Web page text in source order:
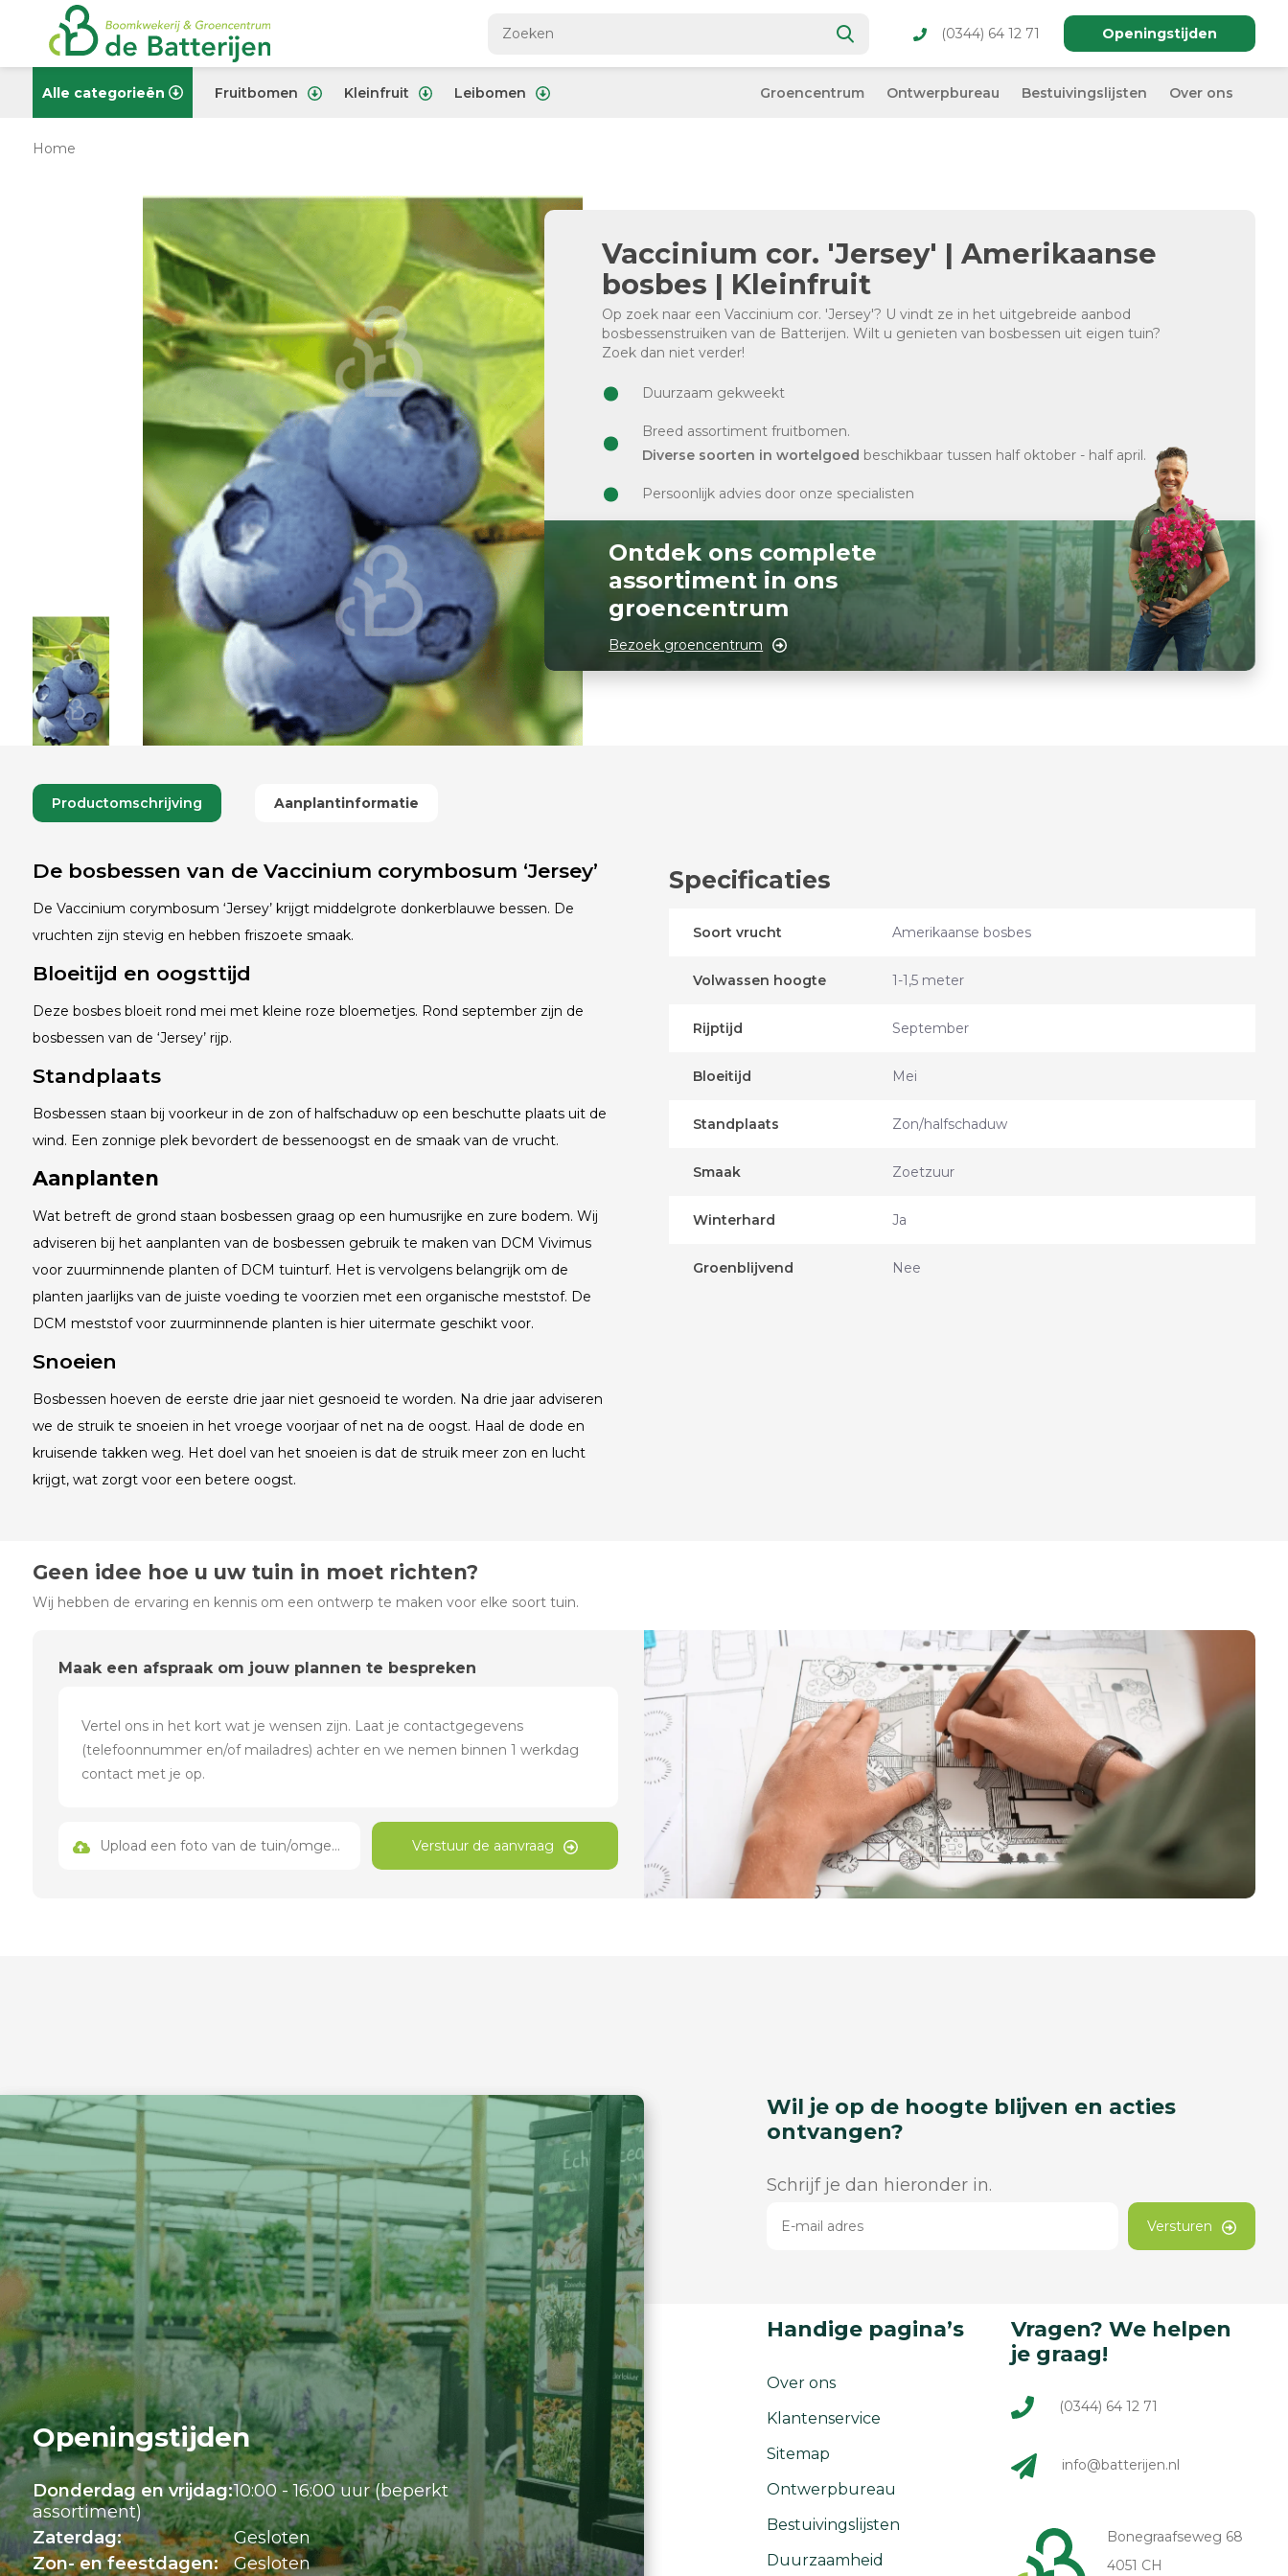
(0344) 64 12 71 Openingstijden
Alle categorieën Fruitbomen Kleinfruit Leibomen Groencentrum Ontwerpbureau Bestuivingslijsten Over ons
Home
Vaccinium cor. 'Jersey' | Amerikaanse
bosbes | Kleinfruit
Op zoek naar een Vaccinium cor. 'Jersey'? U vindt ze in het uitgebreide aanbod
bosbessenstruiken van de Batterijen. Wilt u genieten van bosbessen uit eigen tuin?
Zoek dan niet verder!
Duurzaam gekweekt
Breed assortiment fruitbomen.
Diverse soorten in wortelgoed beschikbaar tussen half oktober - half april.
Persoonlijk advies door onze specialisten
Ontdek ons complete
assortiment in ons
groencentrum
Bezoek groencentrum
Productomschrijving Aanplantinformatie
De bosbessen van de Vaccinium corymbosum ‘Jersey’
De Vaccinium corymbosum ‘Jersey’ krijgt middelgrote donkerblauwe bessen. De
vruchten zijn stevig en hebben friszoete smaak.
Bloeitijd en oogsttijd
Deze bosbes bloeit rond mei met kleine roze bloemetjes. Rond september zijn de
bosbessen van de ‘Jersey’ rijp.
Standplaats
Bosbessen staan bij voorkeur in de zon of halfschaduw op een beschutte plaats uit de
wind. Een zonnige plek bevordert de bessenoogst en de smaak van de vrucht.
Aanplanten
Wat betreft de grond staan bosbessen graag op een humusrijke en zure bodem. Wij
adviseren bij het aanplanten van de bosbessen gebruik te maken van DCM Vivimus
voor zuurminnende planten of DCM tuinturf. Het is vervolgens belangrijk om de
planten jaarlijks van de juiste voeding te voorzien met een organische meststof. De
DCM meststof voor zuurminnende planten is hier uitermate geschikt voor.
Snoeien
Bosbessen hoeven de eerste drie jaar niet gesnoeid te worden. Na drie jaar adviseren
we de struik te snoeien in het vroege voorjaar of net na de oogst. Haal de dode en
kruisende takken weg. Het doel van het snoeien is dat de struik meer zon en lucht
krijgt, wat zorgt voor een betere oogst.
Specificaties
Soort vrucht Amerikaanse bosbes
Volwassen hoogte 1-1,5 meter
Rijptijd September
Bloeitijd Mei
Standplaats Zon/halfschaduw
Smaak Zoetzuur
Winterhard Ja
Groenblijvend Nee
Geen idee hoe u uw tuin in moet richten?
Wij hebben de ervaring en kennis om een ontwerp te maken voor elke soort tuin.
Maak een afspraak om jouw plannen te bespreken
Upload een foto van de tuin/omgeving Verstuur de aanvraag
Openingstijden
Donderdag en vrijdag:10:00 - 16:00 uur (beperkt
assortiment)
Zaterdag:
Gesloten
Zon- en feestdagen:
Gesloten
Wil je op de hoogte blijven en acties
ontvangen?
Schrijf je dan hieronder in.
Versturen
Handige pagina’s
Over ons
Klantenservice
Sitemap
Ontwerpbureau
Bestuivingslijsten
Duurzaamheid
Vragen? We helpen
je graag!
(0344) 64 12 71
info@batterijen.nl
Bonegraafseweg 68
4051 CH